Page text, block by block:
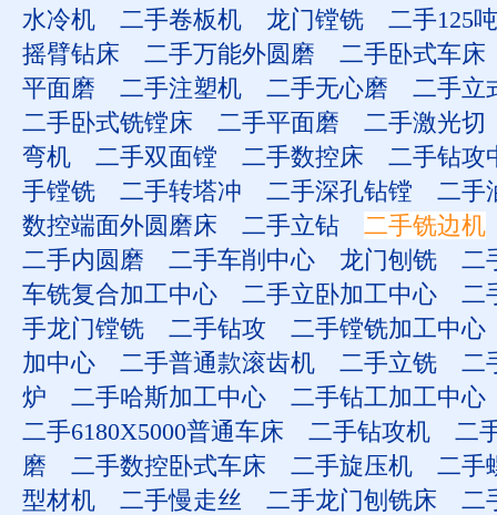
水冷机
二手卷板机 龙门镗铣
二手125
摇臂钻床
二手万能外圆磨
二手卧式车床
平面磨
二手注塑机 二手无心磨
二手立
二手卧式铣镗床
二手平面磨
二手激光切
弯机
二手双面镗 二手数控床
二手钻攻
手镗铣
二手转塔冲 二手深孔钻镗
二手
数控端面外圆磨床
二手立钻
二手铣边机
二手内圆磨
二手车削中心 龙门刨铣
二
车铣复合加工中心
二手立卧加工中心
二
手龙门镗铣
二手钻攻
二手镗铣加工中心
加中心
二手普通款滚齿机 二手立铣
二
炉
二手哈斯加工中心
二手钻工加工中心
二手6180X5000普通车床
二手钻攻机
二
磨
二手数控卧式车床 二手旋压机
二手
型材机
二手慢走丝 二手龙门刨铣床
二